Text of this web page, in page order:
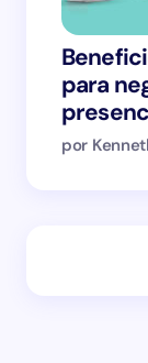
para
por